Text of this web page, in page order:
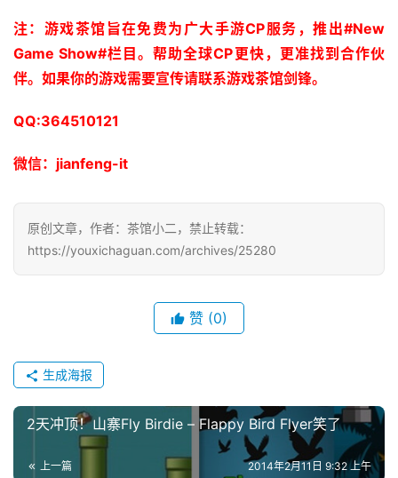
茶
对
接
中
注：游戏茶馆旨在免费为广大手游CP服务，推出#New
Game Show#栏目。帮助全球CP更快，更准找到合作伙
伴。如果你的游戏需要宣传请联系游戏茶馆剑锋。
QQ:364510121
微信：jianfeng-it
原创文章，作者：茶馆小二，禁止转载：
https://youxichaguan.com/archives/25280
赞 (0)
生成海报
2天冲顶！山寨Fly Birdie – Flappy Bird Flyer笑了
上一篇 2014年2月11日 9:32 上午